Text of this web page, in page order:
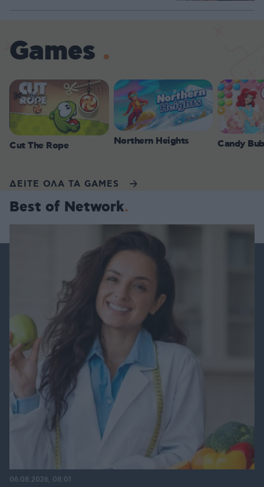
Games
Cut The Rope Northern Heights Candy
ΔΕΙΤΕ ΟΛΑ ΤΑ GAMES
Best of Network
06.08.2026, 08:01